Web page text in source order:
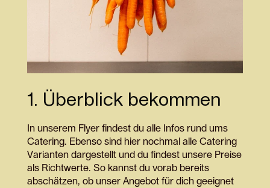
1. Überblick bekommen
In unserem Flyer findest du alle Infos rund ums
Catering. Ebenso sind hier nochmal alle Catering
Varianten dargestellt und du findest unsere Preise
als Richtwerte. So kannst du vorab bereits
abschätzen, ob unser Angebot für dich geeignet